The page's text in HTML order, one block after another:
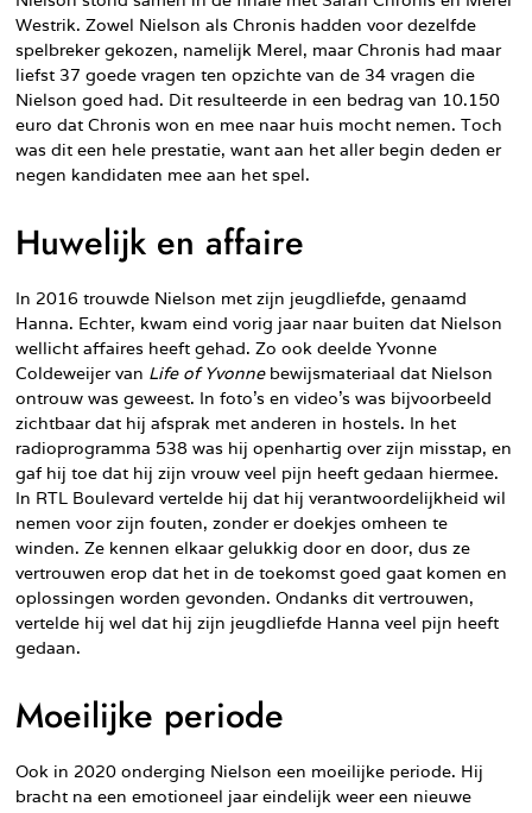
Westrik. Zowel Nielson als Chronis hadden voor dezelfde
spelbreker gekozen, namelijk Merel, maar Chronis had maar
liefst 37 goede vragen ten opzichte van de 34 vragen die
Nielson goed had. Dit resulteerde in een bedrag van 10.150
euro dat Chronis won en mee naar huis mocht nemen. Toch
was dit een hele prestatie, want aan het aller begin deden er
negen kandidaten mee aan het spel.
Huwelijk en affaire
In 2016 trouwde Nielson met zijn jeugdliefde, genaamd
Hanna. Echter, kwam eind vorig jaar naar buiten dat Nielson
wellicht affaires heeft gehad. Zo ook deelde Yvonne
Coldeweijer van Life of Yvonne bewijsmateriaal dat Nielson
ontrouw was geweest. In foto’s en video’s was bijvoorbeeld
zichtbaar dat hij afsprak met anderen in hostels. In het
radioprogramma 538 was hij openhartig over zijn misstap, en
gaf hij toe dat hij zijn vrouw veel pijn heeft gedaan hiermee.
In RTL Boulevard vertelde hij dat hij verantwoordelijkheid wil
nemen voor zijn fouten, zonder er doekjes omheen te
winden. Ze kennen elkaar gelukkig door en door, dus ze
vertrouwen erop dat het in de toekomst goed gaat komen en
oplossingen worden gevonden. Ondanks dit vertrouwen,
vertelde hij wel dat hij zijn jeugdliefde Hanna veel pijn heeft
gedaan.
Moeilijke periode
Ook in 2020 onderging Nielson een moeilijke periode. Hij
bracht na een emotioneel jaar eindelijk weer een nieuwe